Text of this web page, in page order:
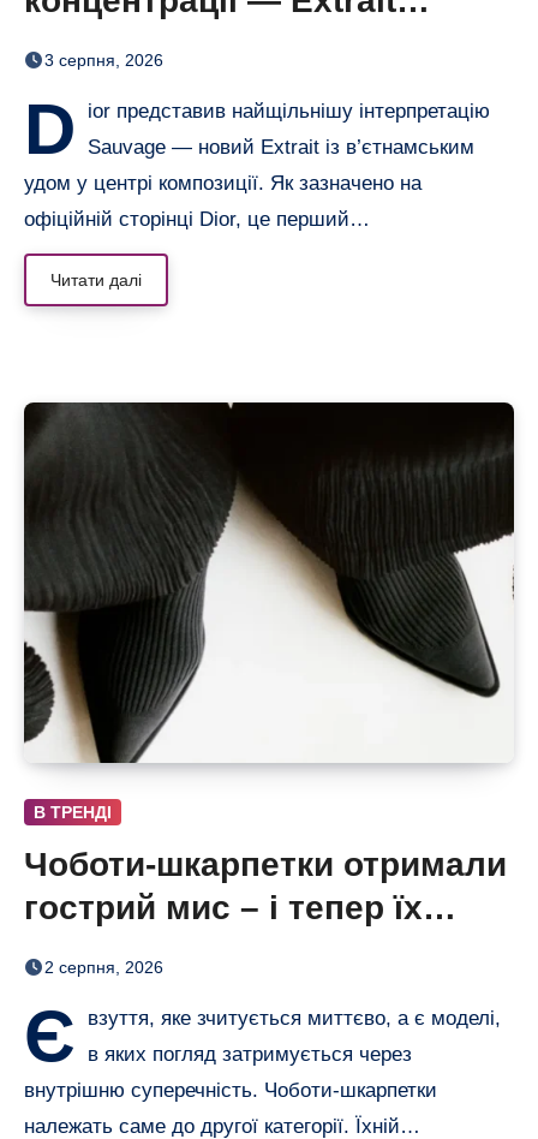
дозріває 42 дні
3 серпня, 2026
D
ior представив найщільнішу інтерпретацію
Sauvage — новий Extrait із в’єтнамським
удом у центрі композиції. Як зазначено на
офіційній сторінці Dior, це перший…
Читати далі
В ТРЕНДІ
Чоботи-шкарпетки отримали
гострий мис – і тепер їх
хочеться роздивлятися
2 серпня, 2026
Є
взуття, яке зчитується миттєво, а є моделі,
в яких погляд затримується через
внутрішню суперечність. Чоботи-шкарпетки
належать саме до другої категорії. Їхній…